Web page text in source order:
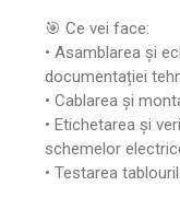
🎯 Ce vei face:
• Asamblarea și
documentației
• Cablarea și
• Etichetarea și
schemelor
• Testarea